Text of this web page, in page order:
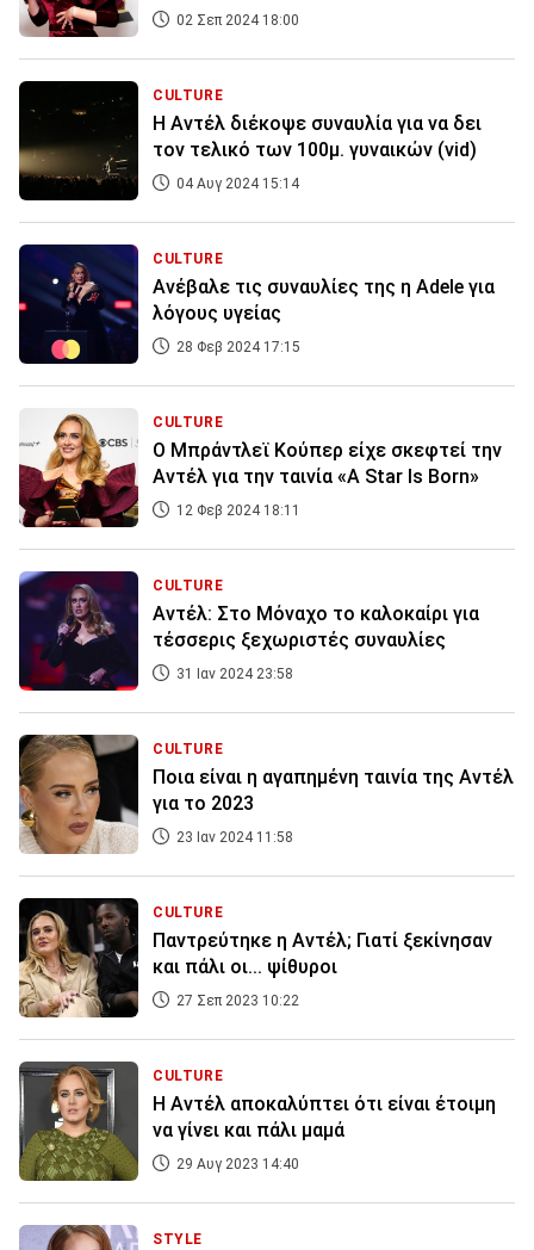
02 Σεπ 2024 18:00
CULTURE
Η Αντέλ διέκοψε συναυλία για να δει
τον τελικό των 100μ. γυναικών (vid)
04 Αυγ 2024 15:14
CULTURE
Ανέβαλε τις συναυλίες της η Adele για
λόγους υγείας
28 Φεβ 2024 17:15
CULTURE
Ο Μπράντλεϊ Κούπερ είχε σκεφτεί την
Αντέλ για την ταινία «A Star Is Born»
12 Φεβ 2024 18:11
CULTURE
Αντέλ: Στο Μόναχο το καλοκαίρι για
τέσσερις ξεχωριστές συναυλίες
31 Ιαν 2024 23:58
CULTURE
Ποια είναι η αγαπημένη ταινία της Αντέλ
για το 2023
23 Ιαν 2024 11:58
CULTURE
Παντρεύτηκε η Αντέλ; Γιατί ξεκίνησαν
και πάλι οι... ψίθυροι
27 Σεπ 2023 10:22
CULTURE
Η Αντέλ αποκαλύπτει ότι είναι έτοιμη
να γίνει και πάλι μαμά
29 Αυγ 2023 14:40
STYLE